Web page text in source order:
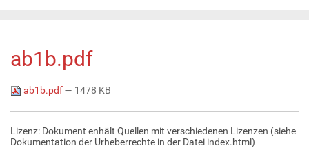
ab1b.pdf
ab1b.pdf— 1478 KB
Lizenz: Dokument enhält Quellen mit verschiedenen Lizenzen (siehe
Dokumentation der Urheberrechte in der Datei index.html)